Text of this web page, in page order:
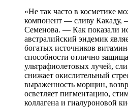
«Не так часто в косметике
компонент — сливу Какаду,
Семенова. — Как показали
австралийский эндемик
богатых источников
способности отлично
ультрафиолетовых лучей,
снижает окислительный
выраженность морщин,
осветляет пигментацию,
коллагена и гиалуроновой